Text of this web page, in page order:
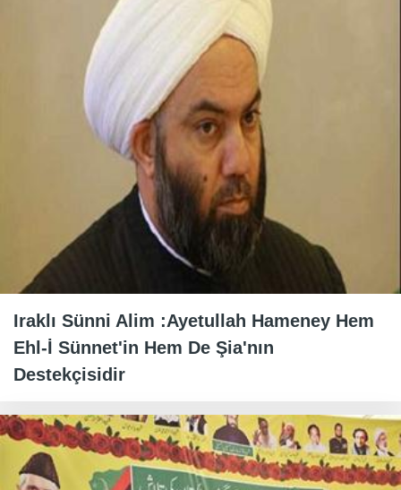
Iraklı Sünni Alim :Ayetullah Hameney Hem
Ehl-İ Sünnet'in Hem De Şia'nın
Destekçisidir